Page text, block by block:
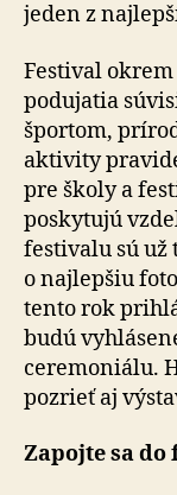
jeden z
Festival
podujatia
športom,
aktivity
pre školy a
poskytujú
festivalu sú už
o najlepšiu
tento rok
budú
ceremoniálu.
pozrieť aj
Zapojte sa do